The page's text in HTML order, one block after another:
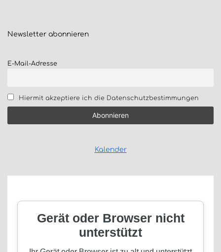
Newsletter abonnieren
E-Mail-Adresse
Hiermit akzeptiere ich die Datenschutzbestimmungen
Kalender